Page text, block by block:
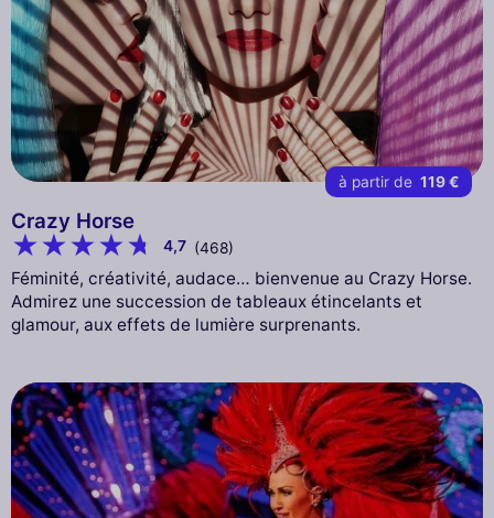
à partir de 119 €
Crazy Horse
4,7 (468)
Féminité, créativité, audace… bienvenue au Crazy Horse.
Admirez une succession de tableaux étincelants et
glamour, aux effets de lumière surprenants.